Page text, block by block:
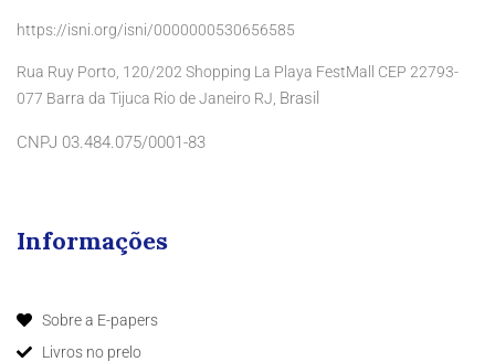
https://isni.org/isni/0000000530656585
Rua Ruy Porto, 120/202 Shopping La Playa FestMall CEP 22793-
077 Barra da Tijuca Rio de Janeiro RJ, Brasil
CNPJ 03.484.075/0001-83
Informações
Sobre a E-papers
Livros no prelo